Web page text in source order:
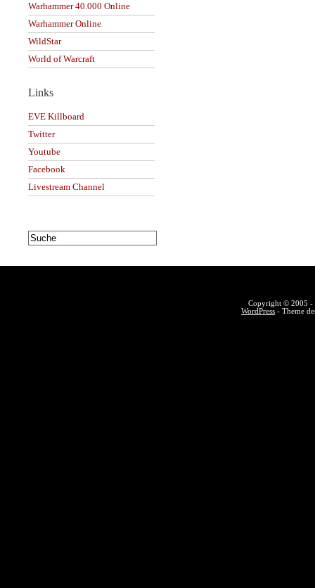
Warhammer 40.000 Online
Warhammer Online
WildStar
World of Warcraft
Links
EVE Killboard
Twitter
Youtube
Facebook
Livestream Channel
Copyright © 2005 -
WordPress - Theme